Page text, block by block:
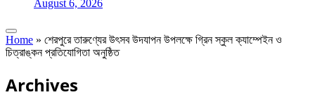
August 6, 2026
Home » শেরপুরে তারুণ্যের উৎসব উদযাপন উপলক্ষে গ্রিন স্কুল ক্যাম্পেইন ও
চিত্রাঙ্কন প্রতিযোগিতা অনুষ্ঠিত
Archives